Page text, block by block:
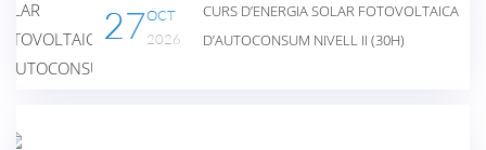
27OCT
2026
CURS D’ENERGIA SOLAR FOTOVOLTAICA
D’AUTOCONSUM NIVELL II (30H)